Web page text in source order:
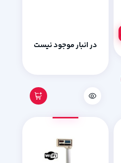
در انبار موجود نیست